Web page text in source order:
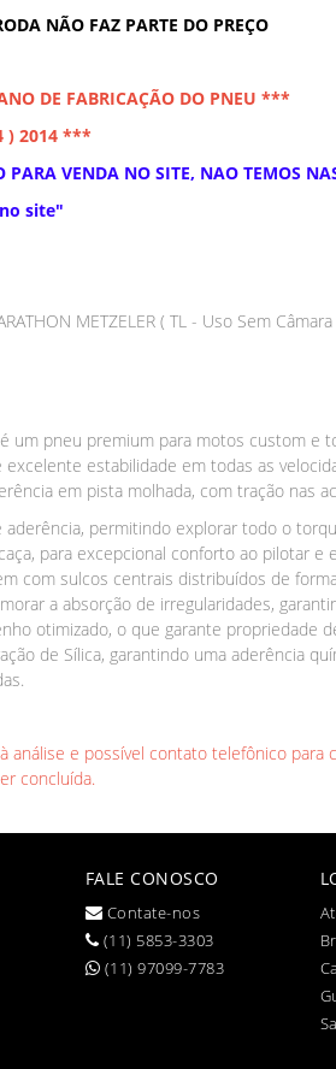
NÃO FAZ PARTE DO PREÇO
DE FABRICAÇÃO DO PNEU ***
) 2014 ***
PARA VENDA NO SITE, NAO TEMOS
site"
METZELER ( TL - Uso Sem
um pneu premium para motos custom e
estabilidade em todas as
em pista molhada, com tração nas
aderência, permitindo explorar todo o
para excepcional conforto ao pilotar
com sulcos centrais distribuídos de
a absorção de irregularidades,
otimizado, o que garante propriedade
de Sílica, garantindo uma aderência
análise e possível contato telefônico
concluída.
FALE CONOSCO
Contate-nos
(11) 5853-3303
(11) 97099-7783